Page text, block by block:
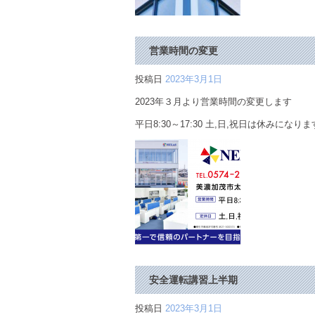
営業時間の変更
投稿日 2023年3月1日
2023年３月より営業時間の変更します
平日8:30～17:30 土,日,祝日は休みになりま
安全運転講習上半期
投稿日 2023年3月1日